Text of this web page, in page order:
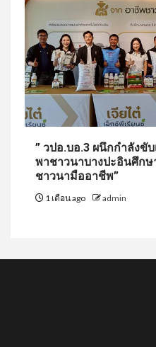
” วปอ.บอ.3 ผนึกกำลังขั
พาชาวนาบางปะอินศึกษ
ชาวนามืออาชีพ”
1 เดือน ago admin